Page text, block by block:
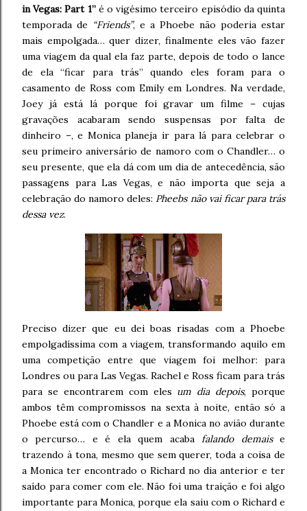
in Vegas: Part 1”é o vigésimo terceiro episódio da quinta
temporada de “Friends”, e a Phoebe não poderia estar
mais empolgada… quer dizer, finalmente eles vão fazer
uma viagem da qual ela faz parte, depois de todo o lance
de ela “ficar para trás” quando eles foram para o
casamento de Ross com Emily em Londres. Na verdade,
Joey já está lá porque foi gravar um filme – cujas
gravações acabaram sendo suspensas por falta de
dinheiro –, e Monica planeja ir para lá para celebrar o
seu primeiro aniversário de namoro com o Chandler… o
seu presente, que ela dá com um dia de antecedência, são
passagens para Las Vegas, e não importa que seja a
celebração do namoro deles: Pheebs não vai ficar para trás
dessa vez.
Preciso dizer que eu dei boas risadas com a Phoebe
empolgadíssima com a viagem, transformando aquilo em
uma competição entre que viagem foi melhor: para
Londres ou para Las Vegas. Rachel e Ross ficam para trás
para se encontrarem com eles um dia depois, porque
ambos têm compromissos na sexta à noite, então só a
Phoebe está com o Chandler e a Monica no avião durante
o percurso… e é ela quem acabafalando demaise
trazendo à tona, mesmo que sem querer, toda a coisa de
a Monica ter encontrado o Richard no dia anterior e ter
saído para comer com ele. Não foi uma traição e foi algo
importante para Monica, porque ela saiu com o Richard e